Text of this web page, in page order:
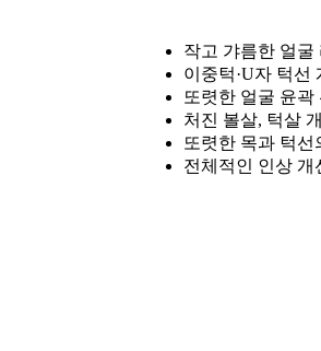
작고 갸름한 얼굴
이중턱·U자 턱선
또렷한 얼굴 윤곽
처진 볼살, 턱살
또렷한 목과 턱선
전체적인 인상 개